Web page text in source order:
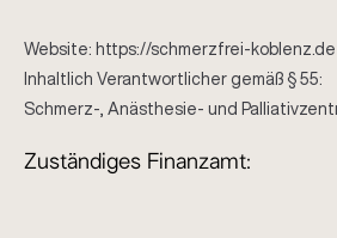
Website: https://schmerzfrei-koblenz.de
Inhaltlich Verantwortlicher gemäß § 55:
Schmerz-, Anästhesie- und
Zuständiges Finanzamt: